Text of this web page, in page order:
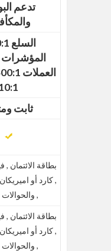
تدعم
ثابت
بطاقة الائتمان ,
, كارد أو
, والحوالات
بطاقة الائتمان ,
, كارد أو
, والحوالات